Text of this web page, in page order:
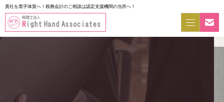
貴社を黒字体質へ！税務会計のご相談は認定支援機関の当所へ！